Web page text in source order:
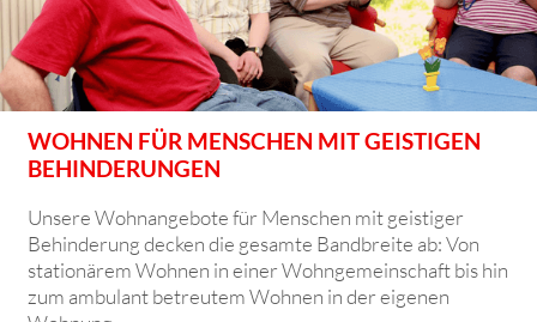
WOHNEN FÜR MENSCHEN MIT GEISTIGEN
BEHINDERUNGEN
Unsere Wohnangebote für Menschen mit geistiger
Behinderung decken die gesamte Bandbreite ab: Von
stationärem Wohnen in einer Wohngemeinschaft bis hin
zum ambulant betreutem Wohnen in der eigenen